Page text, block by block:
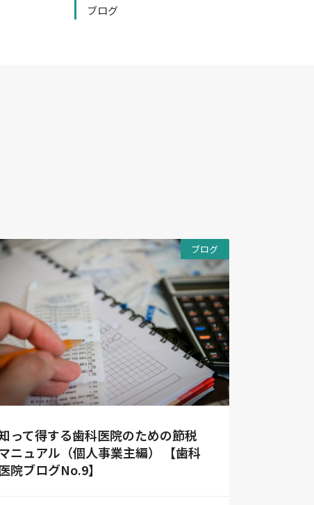
ブログ
ブログ
って得する歯科医院のための節税
ニュアル（個人事業主編） 【歯科
院ブログNo.9】